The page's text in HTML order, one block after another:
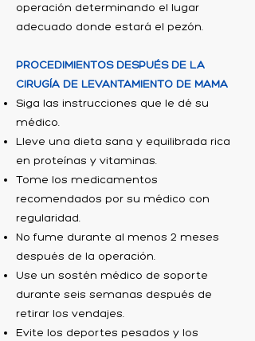
operación determinando el lugar
adecuado donde estará el pezón.
PROCEDIMIENTOS DESPUÉS DE LA
CIRUGÍA DE LEVANTAMIENTO DE MAMA
Siga las instrucciones que le dé su
médico.
Lleve una dieta sana y equilibrada rica
en proteínas y vitaminas.
Tome los medicamentos
recomendados por su médico con
regularidad.
No fume durante al menos 2 meses
después de la operación.
Use un sostén médico de soporte
durante seis semanas después de
retirar los vendajes.
Evite los deportes pesados ​​y los